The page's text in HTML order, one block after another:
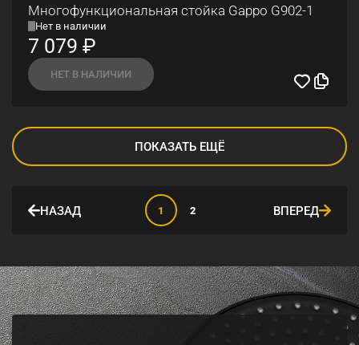
Многофункциональная стойка Gappo G902-1
Нет в наличии
7 079 ₽
НЕТ В НАЛИЧИИ
ПОКАЗАТЬ ЕЩЁ
НАЗАД 1 2 ВПЕРЕД